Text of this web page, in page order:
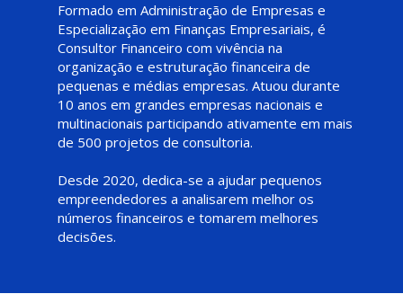
Formado em Administração de Empresas e
Especialização em Finanças Empresariais, é
Consultor Financeiro com vivência na
organização e estruturação financeira de
pequenas e médias empresas. Atuou durante
10 anos em grandes empresas nacionais e
multinacionais participando ativamente em mais
de 500 projetos de consultoria.
Desde 2020, dedica-se a ajudar pequenos
empreendedores a analisarem melhor os
números financeiros e tomarem melhores
decisões.